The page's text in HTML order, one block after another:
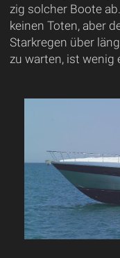
zig solcher Boote
keinen Toten, aber
Starkregen über
zu warten, ist wenig